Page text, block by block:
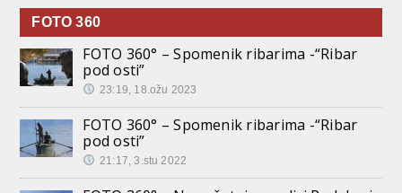
FOTO 360
FOTO 360° – Spomenik ribarima -“Ribar
pod osti”
23:19, 18.ožu 2023
FOTO 360° – Spomenik ribarima -“Ribar
pod osti”
21:17, 3.stu 2022